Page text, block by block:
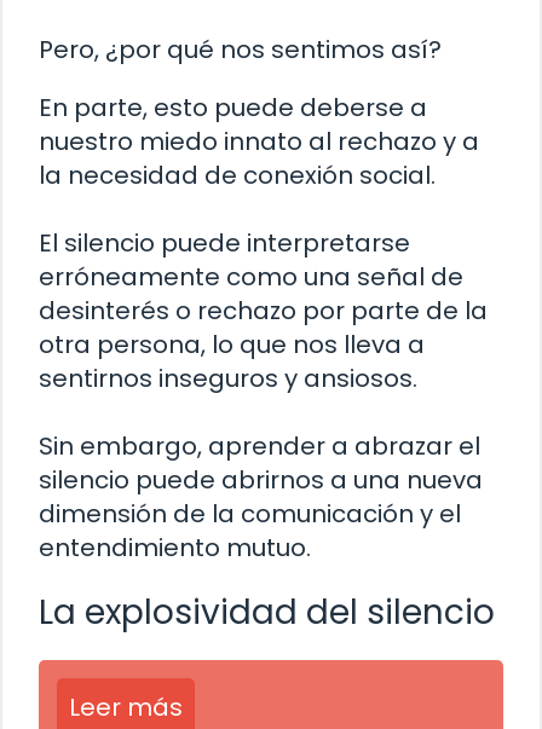
Pero, ¿por qué nos sentimos así?
En parte, esto puede deberse a
nuestro miedo innato al rechazo y a
la necesidad de conexión social.
El silencio puede interpretarse
erróneamente como una señal de
desinterés o rechazo por parte de la
otra persona, lo que nos lleva a
sentirnos inseguros y ansiosos.
Sin embargo, aprender a abrazar el
silencio puede abrirnos a una nueva
dimensión de la comunicación y el
entendimiento mutuo.
La explosividad del silencio
Leer más